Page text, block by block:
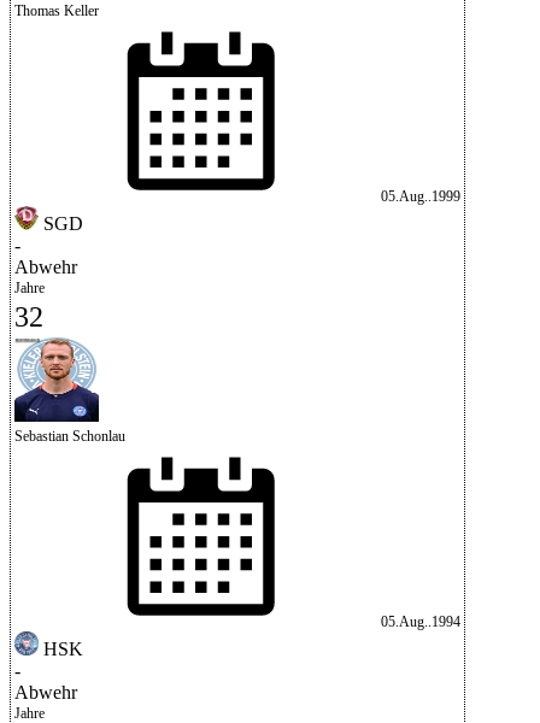
Thomas Keller
05.Aug..1999
SGD
-
Abwehr
Jahre
32
Sebastian Schonlau
05.Aug..1994
HSK
-
Abwehr
Jahre